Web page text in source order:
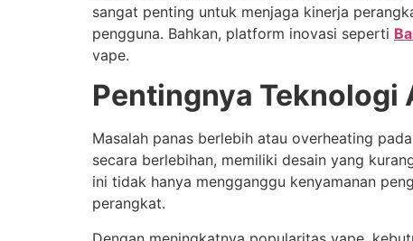
sangat penting untuk menjaga kinerja
pengguna. Bahkan, platform inovasi seperti
vape.
Pentingnya Teknologi
Masalah panas berlebih atau overheating
secara berlebihan, memiliki desain yang
ini tidak hanya mengganggu kenyamanan
perangkat.